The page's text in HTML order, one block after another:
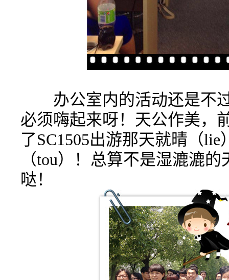
办公室内的活动还是不
必须嗨起来呀！天公作美，
了SC1505出游那天就晴（
（tou）！总算不是湿漉漉
哒！